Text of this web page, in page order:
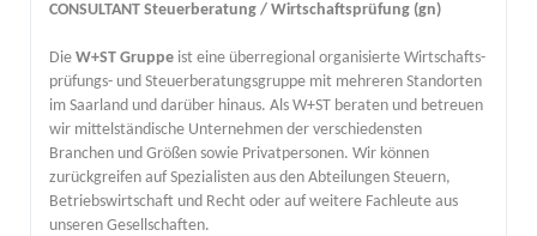
CONSULTANT Steuerberatung / Wirtschaftsprüfung (gn)
Die W+ST Gruppe ist eine über­regional organisierte Wirtschafts­
prüfungs- und Steuer­beratungs­gruppe mit mehreren Standorten
im Saarland und darüber hinaus. Als W+ST beraten und betreuen
wir mittelständische Unternehmen der verschiedensten
Branchen und Größen sowie Privatpersonen. Wir können
zurückgreifen auf Spezialisten aus den Abteilungen Steuern,
Betriebswirtschaft und Recht oder auf weitere Fachleute aus
unseren Gesellschaften.